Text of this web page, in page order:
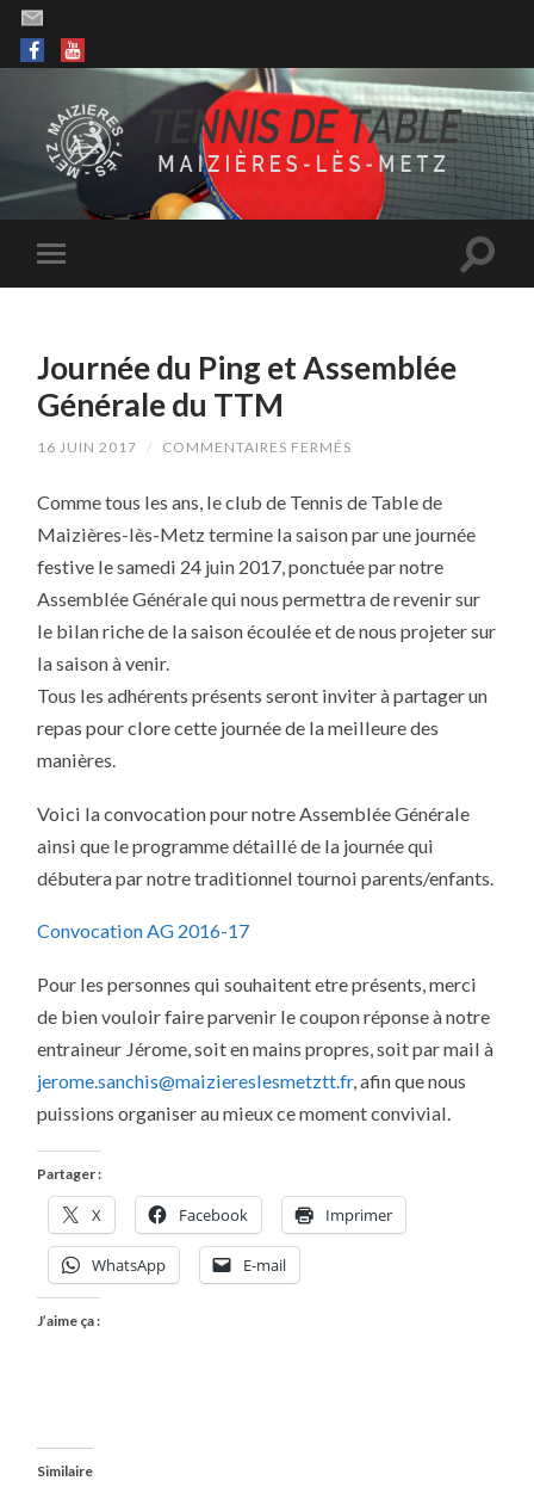
Journée du Ping et Assemblée
Générale du TTM
16 JUIN 2017 / COMMENTAIRES FERMÉS
PING
ASSEMBLÉE
DU
Comme tous les ans, le club de Tennis de Table de
Maizières-lès-Metz termine la saison par une journée
festive le samedi 24 juin 2017, ponctuée par notre
Assemblée Générale qui nous permettra de revenir sur
le bilan riche de la saison écoulée et de nous projeter sur
la saison à venir.
Tous les adhérents présents seront inviter à partager un
repas pour clore cette journée de la meilleure des
manières.
Voici la convocation pour notre Assemblée Générale
ainsi que le programme détaillé de la journée qui
débutera par notre traditionnel tournoi parents/enfants.
Convocation AG 2016-17
Pour les personnes qui souhaitent etre présents, merci
de bien vouloir faire parvenir le coupon réponse à notre
entraineur Jérome, soit en mains propres, soit par mail à
jerome.sanchis@maiziereslesmetztt.fr, afin que nous
puissions organiser au mieux ce moment convivial.
Partager :
X Facebook Imprimer
WhatsApp E-mail
J’aime ça :
Similaire